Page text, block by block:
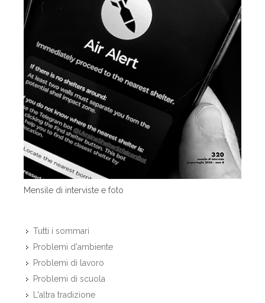
Mensile di interviste e foto
Tutti i sommari
Problemi d'ambiente
Problemi di lavoro
Problemi di scuola
L'altra tradizione